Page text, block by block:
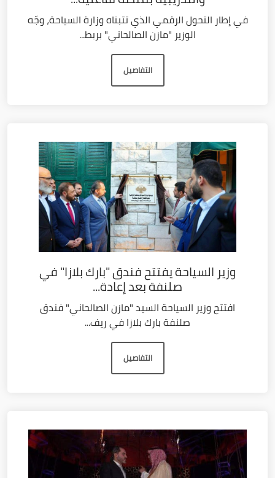
في إطار التحول الرقمي الذي تتبناه وزارة السياحة، وجّه
الوزير "مازن الصالحاني" بربط...
التفاصيل
وزير السياحة يفتتح فندق "بارك بلازا" في
صلنفة بعد إعادة...
افتتح وزير السياحة السيد "مازن الصالحاني" فندق
صلنفة بارك بلازا في ريف...
التفاصيل